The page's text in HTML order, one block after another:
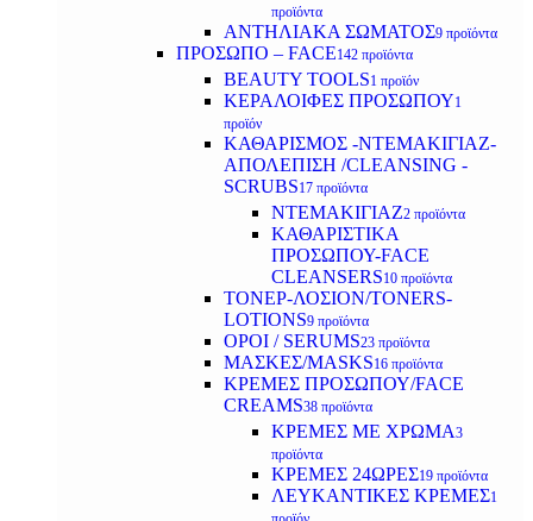
προϊόντα
ΑΝΤΗΛΙΑΚΑ ΣΩΜΑΤΟΣ9 προϊόντα
ΠΡΟΣΩΠΟ – FACE142 προϊόντα
BEAUTY TOOLS1 προϊόν
ΚΕΡΑΛΟΙΦΕΣ ΠΡΟΣΩΠΟΥ1
προϊόν
ΚΑΘΑΡΙΣΜΟΣ -ΝΤΕΜΑΚΙΓΙΑΖ-
ΑΠΟΛΕΠΙΣΗ /CLEANSING -
SCRUBS17 προϊόντα
ΝΤΕΜΑΚΙΓΙΑΖ2 προϊόντα
ΚΑΘΑΡΙΣΤΙΚΑ
ΠΡΟΣΩΠΟΥ-FACE
CLEANSERS10 προϊόντα
ΤΟΝΕΡ-ΛΟΣΙΟΝ/TONERS-
LOTIONS9 προϊόντα
ΟΡΟΙ / SERUMS23 προϊόντα
ΜΑΣΚΕΣ/MASKS16 προϊόντα
ΚΡΕΜΕΣ ΠΡΟΣΩΠΟΥ/FACE
CREAMS38 προϊόντα
ΚΡΕΜΕΣ ΜΕ ΧΡΩΜΑ3
προϊόντα
ΚΡΕΜΕΣ 24ΩΡΕΣ19 προϊόντα
ΛΕΥΚΑΝΤΙΚΕΣ ΚΡΕΜΕΣ1